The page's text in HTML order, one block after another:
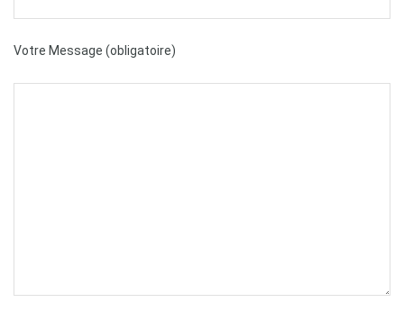
Votre Message (obligatoire)